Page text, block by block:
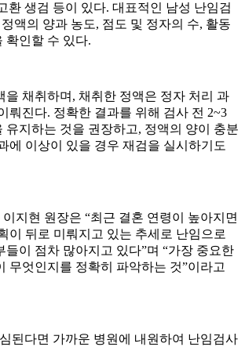
환 생검 등이 있다. 대표적인 남성 난임검
정액의 양과 농도, 점도 및 정자의 수, 활동
확인할 수 있다.
을 채취하며, 채취한 정액은 정자 처리 과
뤄진다. 정확한 결과를 위해 검사 전 2~3
유지하는 것을 권장하고, 정액의 양이 충분
에 이상이 있을 경우 재검을 실시하기도
지현 원장은 “최근 결혼 연령이 높아지면
이 뒤로 미뤄지고 있는 추세로 난임으로
들이 점차 많아지고 있다”며 “가장 중요한
무엇인지를 정확히 파악하는 것”이라고
된다면 가까운 병원에 내원하여 난임검사